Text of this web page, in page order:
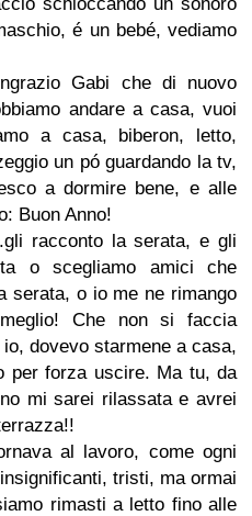
é un bebé, vediamo
Gabi che di nuovo
andare a casa, vuoi
a casa, biberon, letto,
un pó guardando la tv,
a dormire bene, e alle
Buon Anno!
racconto la serata, e gli
o scegliamo amici che
serata, o io me ne rimango
Che non si faccia
dovevo starmene a casa,
per forza uscire. Ma tu, da
mi sarei rilassata e avrei
al lavoro, come ogni
tristi, ma ormai
rimasti a letto fino alle